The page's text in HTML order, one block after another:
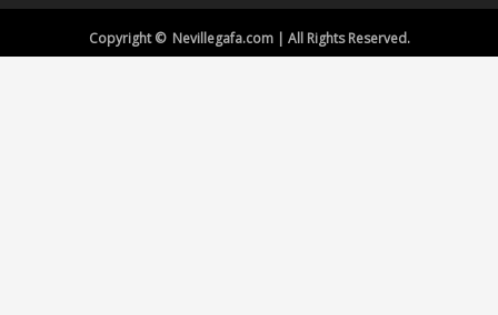
Copyright © Nevillegafa.com | All Rights Reserved.